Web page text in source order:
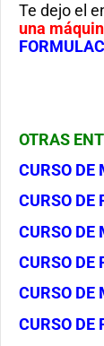
Te dejo el
una
OTRAS
CURSO DE
CURSO DE
CURSO DE
CURSO DE
CURSO DE
CURSO DE